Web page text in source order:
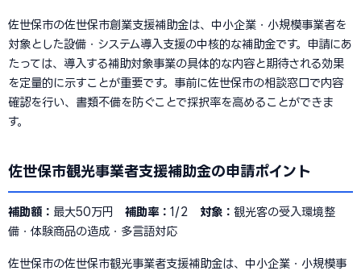
佐世保市の佐世保市創業支援補助金は、中小企業・小規模事業者を
対象とした設備・システム導入支援の中核的な補助金です。申請にあ
たっては、導入する補助対象事業の具体的な内容と期待される効果
を定量的に示すことが重要です。事前に佐世保市の相談窓口で内容
確認を行い、書類不備を防ぐことで採択率を高めることができま
す。
佐世保市観光事業者支援補助金の申請ポイント
補助額： 最大50万円 補助率： 1/2 対象： 観光客の受入環境整
備・体験商品の造成・多言語対応
佐世保市の佐世保市観光事業者支援補助金は、中小企業・小規模事